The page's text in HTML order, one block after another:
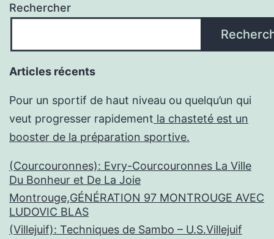
Rechercher
Articles récents
Pour un sportif de haut niveau ou quelqu’un qui
veut progresser rapidement la chasteté est un
booster de la préparation sportive.
(Courcouronnes): Evry-Courcouronnes La Ville
Du Bonheur et De La Joie
Montrouge,GÉNÉRATION 97 MONTROUGE AVEC
LUDOVIC BLAS
(Villejuif): Techniques de Sambo – U.S.Villejuif